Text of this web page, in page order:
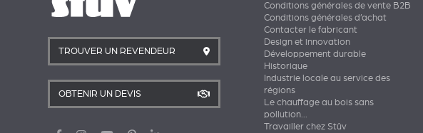
TROUVER UN REVENDEUR
OBTENIR UN DEVIS
Conditions générales de vente B2B
Conditions générales d’achat
Contacter le fabricant
Design et innovation
Développement durable
Historique
Industrie locale au service des
régions
Le chauffage au bois sans
pollution...
Travailler chez Stûv